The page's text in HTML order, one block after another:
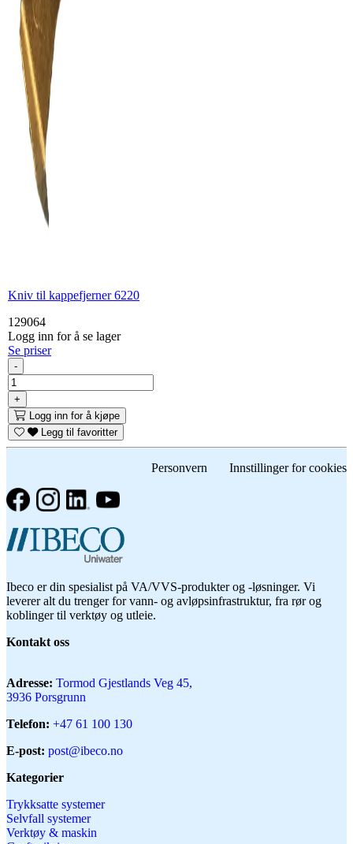
Kniv til kappefjerner 6220
129064
Logg inn for å se lager
Se priser
-
+
Logg inn for å kjøpe
Legg til favoritter
Personvern Innstillinger for cookies
Ibeco er din spesialist på VA/VVS-produkter og -løsninger. Vi
leverer alt du trenger for vann- og avløpsinfrastruktur, fra rør og
koblinger til verktøy og utleie.
Kontakt oss
Adresse: Tormod Gjestlands Veg 45,
3936 Porsgrunn
Telefon: +47 61 100 130
E-post: post@ibeco.no
Kategorier
Trykksatte systemer
Selvfall systemer
Verktøy & maskin